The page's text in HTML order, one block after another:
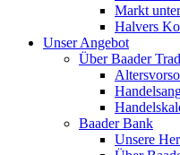
Markt
Halvers
Unser Angebot
Über Baader
Baader Bank
Unsere